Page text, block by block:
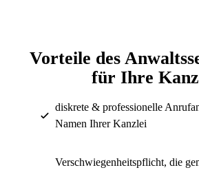
Vorteile des
für Ihre
diskrete & professionelle
Namen Ihrer Kanzlei
Verschwiegenheitspflicht, die